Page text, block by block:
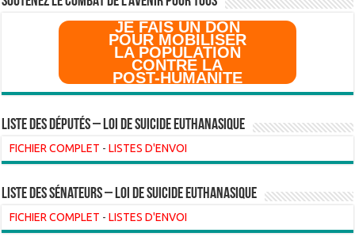
JE FAIS UN DON
POUR MOBILISER
LA POPULATION
CONTRE LA
POST-HUMANITE
Liste des Députés – Loi de suicide euthanasique
FICHIER COMPLET -LISTES D'ENVOI
liste des sénateurs – loi de suicide euthanasique
FICHIER COMPLET -LISTES D'ENVOI